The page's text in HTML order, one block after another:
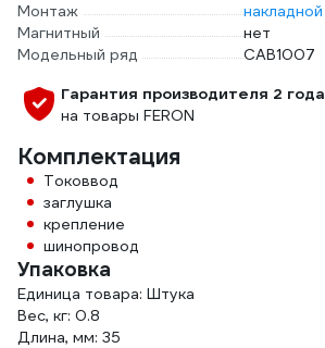
Монтаж
накладной
Магнитный
нет
Модельный ряд
CAB1007
Гарантия производителя 2 года
на товары FERON
Комплектация
Токоввод
заглушка
крепление
шинопровод
Упаковка
Единица товара: Штука
Вес, кг: 0.8
Длина, мм: 35